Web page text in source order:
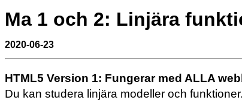
Ma 1 och 2: Linjära
2020-06-23
HTML5 Version 1: Fungerar med ALLA
Du kan studera linjära modeller och